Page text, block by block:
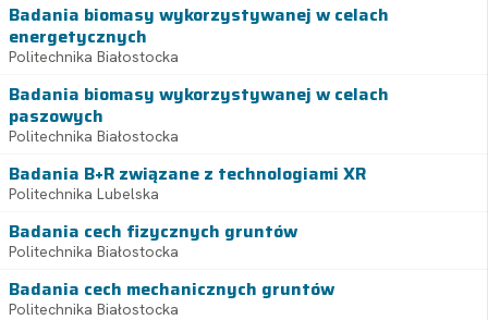
Badania biomasy wykorzystywanej w celach
energetycznych
Politechnika Białostocka
Badania biomasy wykorzystywanej w celach
paszowych
Politechnika Białostocka
Badania B+R związane z technologiami XR
Politechnika Lubelska
Badania cech fizycznych gruntów
Politechnika Białostocka
Badania cech mechanicznych gruntów
Politechnika Białostocka